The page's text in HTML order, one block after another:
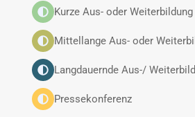
Kurze Aus- oder Weiterbildung
Mittellange Aus- oder
Langdauernde Aus-/
Pressekonferenz